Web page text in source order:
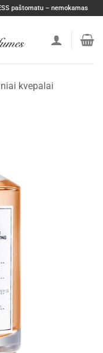
paštomatu – nemokamas
kvepalai